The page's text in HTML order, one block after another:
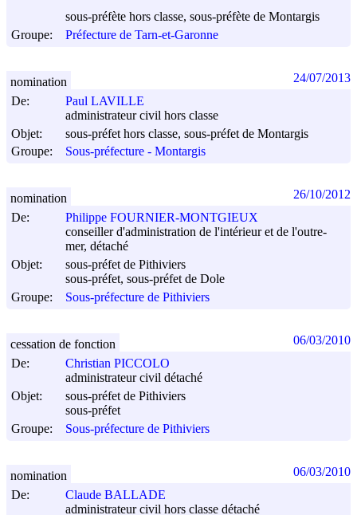
sous-préfète hors classe, sous-préfète de Montargis
Groupe:
Préfecture de Tarn-et-Garonne
De:
Paul LAVILLE
administrateur civil hors classe
Objet:
sous-préfet hors classe, sous-préfet de Montargis
Groupe:
Sous-préfecture - Montargis
nomination 24/07/2013
De:
Philippe FOURNIER-MONTGIEUX
conseiller d'administration de l'intérieur et de l'outre-
mer, détaché
Objet:
sous-préfet de Pithiviers
sous-préfet, sous-préfet de Dole
Groupe:
Sous-préfecture de Pithiviers
nomination 26/10/2012
De:
Christian PICCOLO
administrateur civil détaché
Objet:
sous-préfet de Pithiviers
sous-préfet
Groupe:
Sous-préfecture de Pithiviers
cessation de fonction 06/03/2010
De:
Claude BALLADE
administrateur civil hors classe détaché
nomination 06/03/2010